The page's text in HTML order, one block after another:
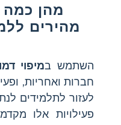
מהן כמה
מהירים
השתמש במיפוי
חברות ואחריות,
לעזור לתלמידים
פעילויות אלו